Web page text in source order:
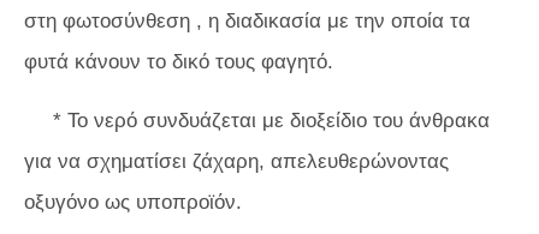
στη φωτοσύνθεση , η διαδικασία με την οποία τα
φυτά κάνουν το δικό τους φαγητό.
* Το νερό συνδυάζεται με διοξείδιο του άνθρακα
για να σχηματίσει ζάχαρη, απελευθερώνοντας
οξυγόνο ως υποπροϊόν.